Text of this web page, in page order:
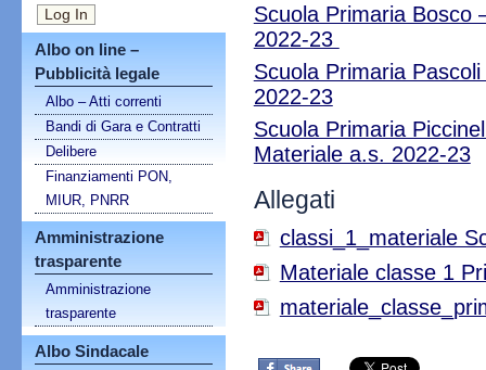
Albo on line –
Pubblicità legale
Albo – Atti correnti
Bandi di Gara e Contratti
Delibere
Finanziamenti PON,
MIUR, PNRR
Amministrazione
trasparente
Amministrazione
trasparente
Albo Sindacale
Scuola Primaria
2022-23
Scuola Primaria
2022-23
Scuola Primaria
Materiale a.s. 2022-23
Allegati
classi_1_materiale
Materiale classe 1